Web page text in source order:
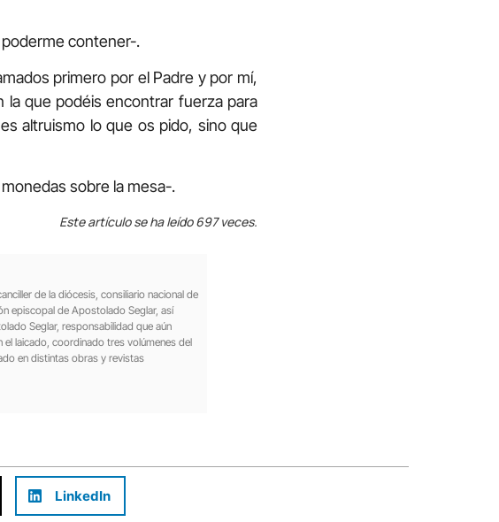
poderme contener-.
primero por el Padre y por mí,
que podéis encontrar fuerza para
altruismo lo que os pido, sino que
sobre la mesa-.
Este artículo se ha leído 697 veces.
de la diócesis, consiliario nacional de
episcopal de Apostolado Seglar, así
Seglar, responsabilidad que aún
laicado, coordinado tres volúmenes del
en distintas obras y revistas
LinkedIn